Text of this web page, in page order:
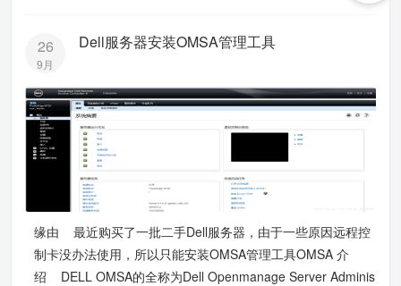
26
9月
Dell服务器安装OMSA管理工具
缘由 最近购买了一批二手Dell服务器，由于一些原因远程控
制卡没办法使用，所以只能安装OMSA管理工具OMSA 介
绍 DELL OMSA的全称为Dell Openmanage Server Adminis